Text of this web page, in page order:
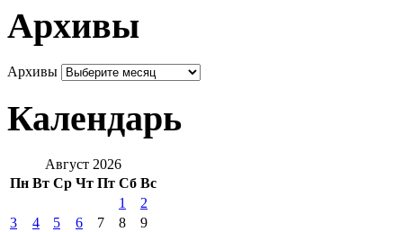
Архивы
Архивы
Календарь
Август 2026
Пн Вт Ср Чт Пт Сб Вс
1
2
3
4 5 6 7 8
9